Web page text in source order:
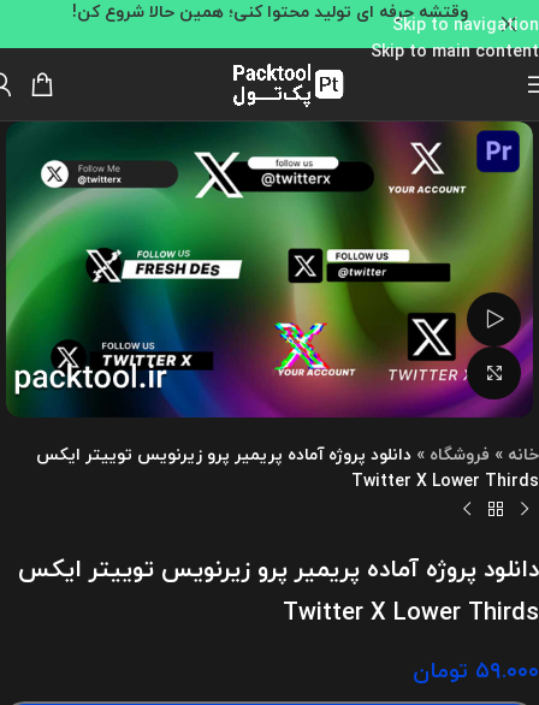
Skip to navigation
Skip to main content
وقتشه حرفه ای تولید محتوا کنی؛ همین حالا شروع کن!
تماشای ویدئو
بزرگنمایی تصویر
خانه » فروشگاه » دانلود پروژه آماده پریمیر پرو زیرنویس توییتر ایکس
Twitter X Lower Thirds
دانلود پروژه آماده پریمیر پرو زیرنویس توییتر ایکس
Twitter X Lower Thirds
۵۹.۰۰۰ تومان